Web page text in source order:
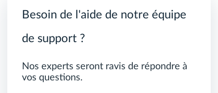
Besoin de l'aide de notre équipe
de support ?
Nos experts seront ravis de répondre à
vos questions.